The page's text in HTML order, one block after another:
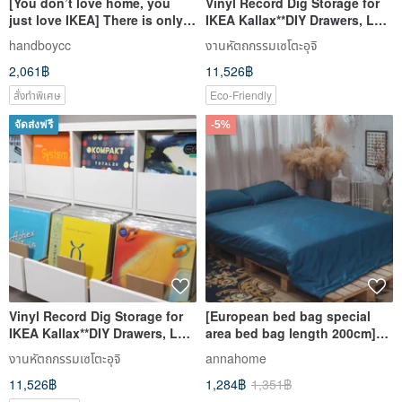
just love IKEA] There is only
one leather desk lamp,
cowhide desk lamp
handboycc
2,061฿
สั่งทำพิเศษ
IKEA Kallax**DIY Drawers, LP
Cabinet, Dj Insert Box
งานหัตถกรรมเซโตะอุจิ
11,526฿
Eco-Friendly
จัดส่งฟรี
Vinyl Record Dig Storage for
IKEA Kallax**DIY Drawers, LP
Cabinet, Dj Insert Box
งานหัตถกรรมเซโตะอุจิ
11,526฿
-5%
[European bed bag special
area bed bag length 200cm]
60 count combed cotton,
various options, 100%
combed cotton
annahome
1,284฿ 1,351฿